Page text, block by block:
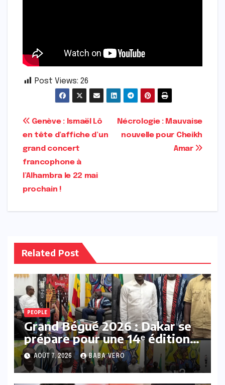
Post Views: 26
Navigation
de
l’article
Nécrologie : Mauvaise
nouvelle pour Cheikh
Amar
Genève : Ismaël Lô
en tête d’affiche d’un
grand concert
francophone à
l’Alhambra le 22 mai
prochain !
Related Post
PEOPLE
Grand Bégué 2026 : Dakar se
prépare pour une 14ᵉ édition
qui s’annonce exceptionnelle
AOÛT 7, 2026 BABA VERO